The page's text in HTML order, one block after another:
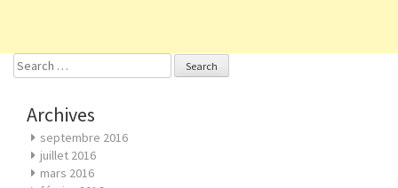
Search
Archives
septembre 2016
juillet 2016
mars 2016